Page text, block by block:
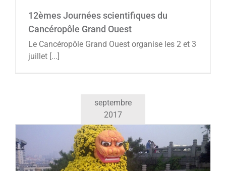
12èmes Journées scientifiques du
Cancéropôle Grand Ouest
Le Cancéropôle Grand Ouest organise les 2 et 3
juillet [...]
septembre
2017